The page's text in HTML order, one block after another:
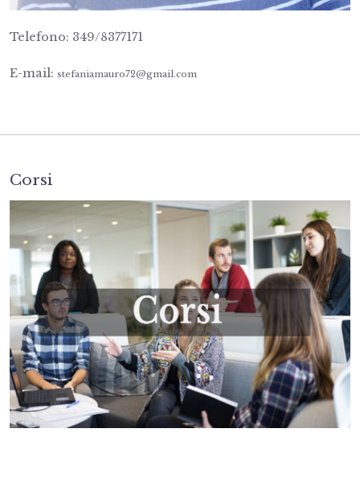
Telefono: 349/8377171
E-mail: stefaniamauro72@gmail.com
Corsi